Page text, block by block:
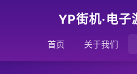
YP街机·电
首页 关于我们